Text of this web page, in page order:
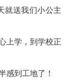
就送我们小公主
上学，到学校正
感到工地了！